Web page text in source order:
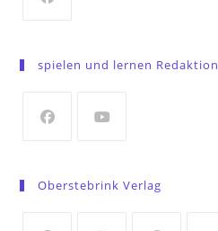
a
tab
spielen und lernen Redaktion
a
Oberstebrink Verlag